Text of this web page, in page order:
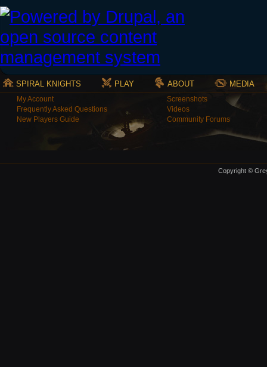
SPIRAL KNIGHTS PLAY ABOUT MEDIA
My Account
Frequently Asked Questions
New Players Guide
Screenshots
Videos
Community Forums
Copyright ©